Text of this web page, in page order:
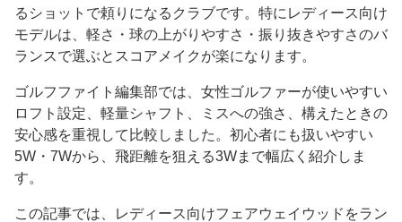
るショットで頼りになるクラブです。特にレディース向け
モデルは、軽さ・球の上がりやすさ・振り抜きやすさのバ
ランスで選ぶとスコアメイクが楽になります。
ゴルフファイト編集部では、女性ゴルファーが使いやすい
ロフト設定、軽量シャフト、ミスへの強さ、構えたときの
安心感を重視して比較しました。初心者にも扱いやすい
5W・7Wから、飛距離を狙える3Wまで幅広く紹介しま
す。
この記事では、レディース向けフェアウェイウッドをラン